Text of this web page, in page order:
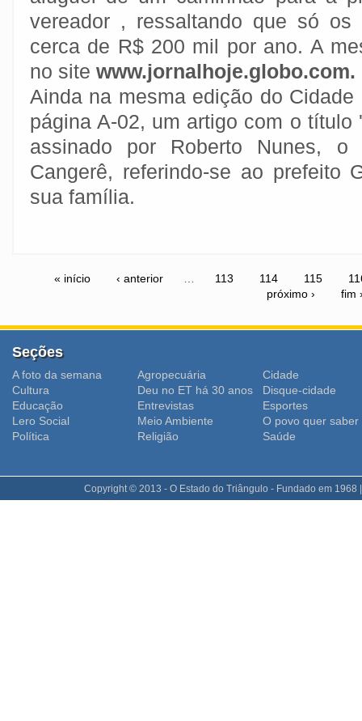
vereador , ressaltando que só os
cerca de R$ 200 mil por ano. A
no site www.jornalhoje.globo.com.
Ainda na mesma edição do
página A-02, um artigo com o título
assinado por Roberto Nunes, o
Cangerê, referindo-se ao prefeito
sua família.
« início ‹ anterior 113 114 115
próximo ›
fim
Seções
A foto da semana Agropecuária
Cidade
Cultura
Deu no ET há 30 anos
Disque-cidade
Educação
Entrevistas
Esportes
Lero Social
Meio Ambiente
O povo quer saber
Polí­tica
Religião Saúde
Copyright © 2013 - O Estado do Triângulo - Fundado em